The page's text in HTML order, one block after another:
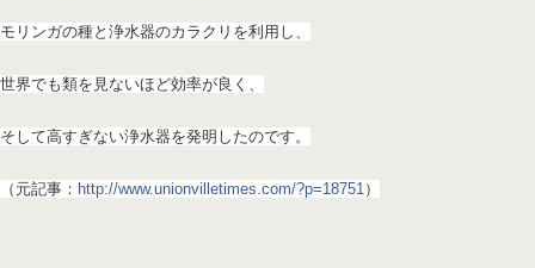
モリンガの種と浄水器のカラクリを利用し、
世界でも類を見ないほど効率が良く、
そして高すぎない浄水器を発明したのです。
（元記事： http://www.unionvilletimes.com/?p=18751 ）